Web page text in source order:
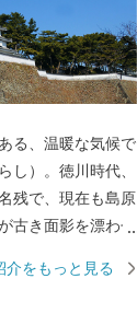
る、温暖な気候で
し）。徳川時代、
残で、現在も島原
古き面影を漂わせ
介をもっと見る